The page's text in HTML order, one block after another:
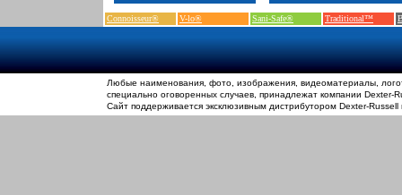
Connoisseur® V-lo® Sani-Safe® Traditional™
Любые наименования, фото, изображения, видеоматериалы,
специально оговоренных случаев, принадлежат компании Dexter-
Сайт поддерживается эксклюзивным дистрибутором Dexter-Russell